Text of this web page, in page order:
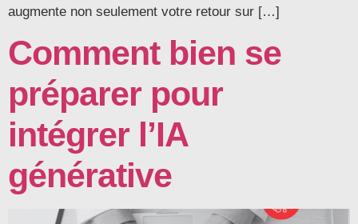
augmente non seulement votre retour sur […]
Comment bien se
préparer pour
intégrer l’IA
générative